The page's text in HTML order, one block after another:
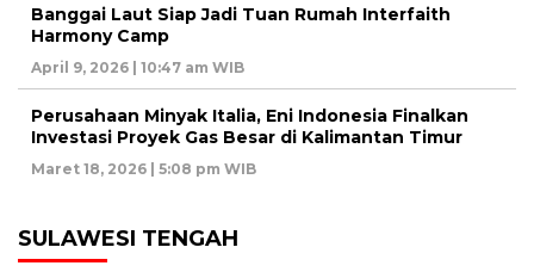
Banggai Laut Siap Jadi Tuan Rumah Interfaith
Harmony Camp
April 9, 2026 | 10:47 am WIB
Perusahaan Minyak Italia, Eni Indonesia Finalkan
Investasi Proyek Gas Besar di Kalimantan Timur
Maret 18, 2026 | 5:08 pm WIB
SULAWESI TENGAH